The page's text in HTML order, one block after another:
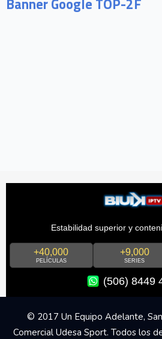
Banner Google TOP-2F
Estabilidad superior y
+40,000
PELÍCULAS
+9,000
SERIES
(506) 8449
© 2017 Un Equipo Adelante,
Comercial Udesa Sport. Todos los